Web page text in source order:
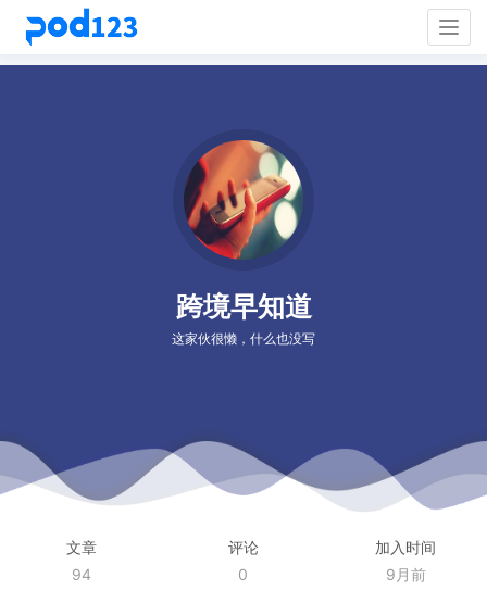
跨境早知道
这家伙很懒，什么也没写
文章
94
评论
0
加入时间
9月前